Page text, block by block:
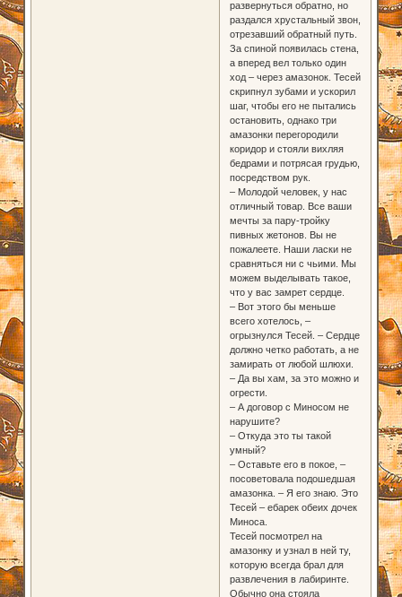
развернуться обратно, но
раздался хрустальный звон,
отрезавший обратный путь.
За спиной появилась стена,
а вперед вел только один
ход – через амазонок. Тесей
скрипнул зубами и ускорил
шаг, чтобы его не пытались
остановить, однако три
амазонки перегородили
коридор и стояли вихляя
бедрами и потрясая грудью,
посредством рук.
– Молодой человек, у нас
отличный товар. Все ваши
мечты за пару-тройку
пивных жетонов. Вы не
пожалеете. Наши ласки не
сравняться ни с чьими. Мы
можем выделывать такое,
что у вас замрет сердце.
– Вот этого бы меньше
всего хотелось, –
огрызнулся Тесей. – Сердце
должно четко работать, а не
замирать от любой шлюхи.
– Да вы хам, за это можно и
огрести.
– А договор с Миносом не
нарушите?
– Откуда это ты такой
умный?
– Оставьте его в покое, –
посоветовала подошедшая
амазонка. – Я его знаю. Это
Тесей – ебарек обеих дочек
Миноса.
Тесей посмотрел на
амазонку и узнал в ней ту,
которую всегда брал для
развлечения в лабиринте.
Обычно она стояла